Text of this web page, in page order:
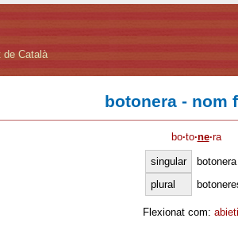
de Català
botonera - nom
bo·to·ne·ra
singular
botonera
plural
Flexionat com: